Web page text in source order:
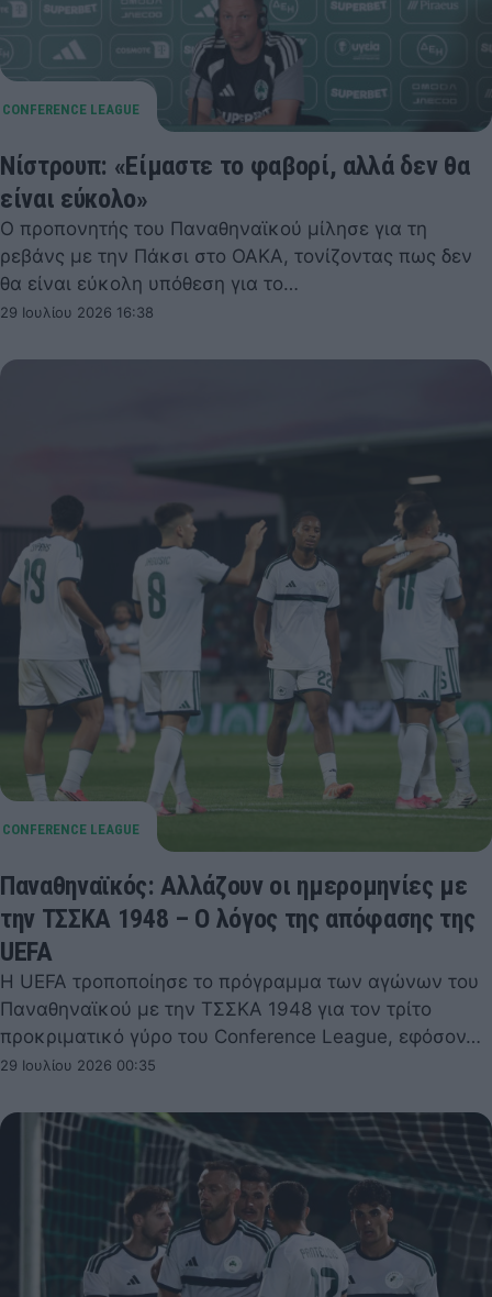
Νίστρουπ: «Είμαστε το φαβορί, αλλά δεν θα
είναι εύκολο»
Ο προπονητής του Παναθηναϊκού μίλησε για τη
ρεβάνς με την Πάκσι στο ΟΑΚΑ, τονίζοντας πως δεν
θα είναι εύκολη υπόθεση για το…
29 Ιουλίου 2026 16:38
Παναθηναϊκός: Αλλάζουν οι ημερομηνίες με
την ΤΣΣΚΑ 1948 – Ο λόγος της απόφασης της
UEFA
Η UEFA τροποποίησε το πρόγραμμα των αγώνων του
Παναθηναϊκού με την ΤΣΣΚΑ 1948 για τον τρίτο
προκριματικό γύρο του Conference League, εφόσον…
29 Ιουλίου 2026 00:35